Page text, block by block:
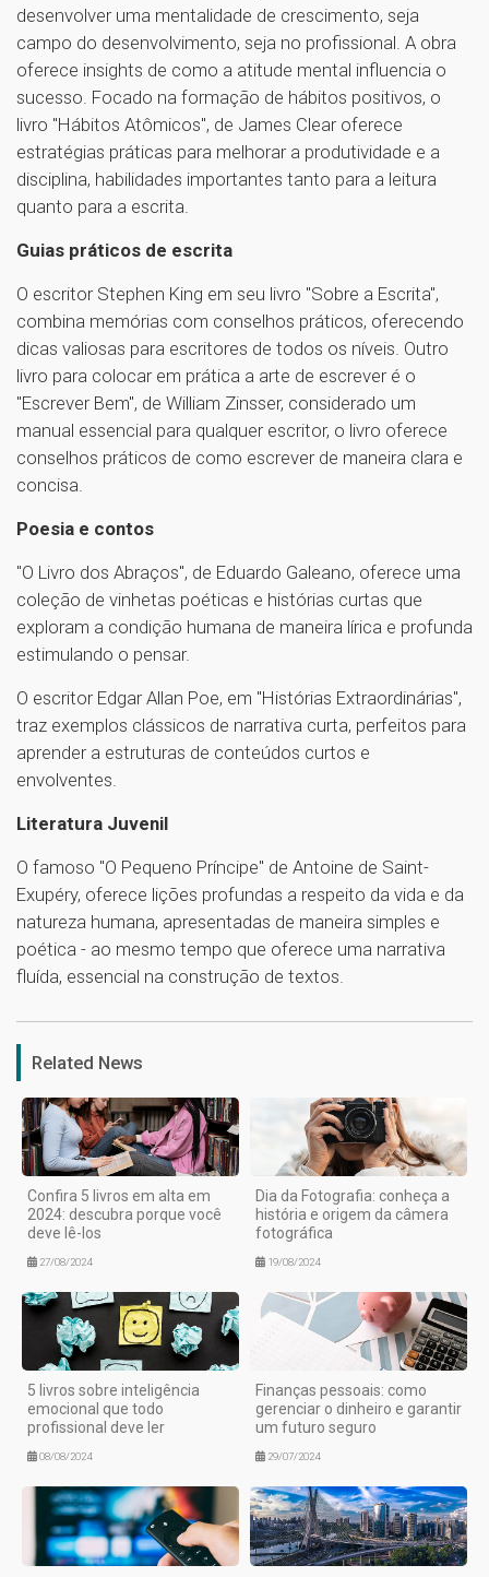
desenvolver uma mentalidade de crescimento, seja
campo do desenvolvimento, seja no profissional. A obra
oferece insights de como a atitude mental influencia o
sucesso. Focado na formação de hábitos positivos, o
livro "Hábitos Atômicos", de James Clear oferece
estratégias práticas para melhorar a produtividade e a
disciplina, habilidades importantes tanto para a leitura
quanto para a escrita.
Guias práticos de escrita
O escritor Stephen King em seu livro "Sobre a Escrita",
combina memórias com conselhos práticos, oferecendo
dicas valiosas para escritores de todos os níveis. Outro
livro para colocar em prática a arte de escrever é o
"Escrever Bem", de William Zinsser, considerado um
manual essencial para qualquer escritor, o livro oferece
conselhos práticos de como escrever de maneira clara e
concisa.
Poesia e contos
"O Livro dos Abraços", de Eduardo Galeano, oferece uma
coleção de vinhetas poéticas e histórias curtas que
exploram a condição humana de maneira lírica e profunda
estimulando o pensar.
O escritor Edgar Allan Poe, em "Histórias Extraordinárias",
traz exemplos clássicos de narrativa curta, perfeitos para
aprender a estruturas de conteúdos curtos e
envolventes.
Literatura Juvenil
O famoso "O Pequeno Príncipe" de Antoine de Saint-
Exupéry, oferece lições profundas a respeito da vida e da
natureza humana, apresentadas de maneira simples e
poética - ao mesmo tempo que oferece uma narrativa
fluída, essencial na construção de textos.
1
Related News
Confira 5 livros em alta em
2024: descubra porque você
deve lê-los
27/08/2024
Dia da Fotografia: conheça a
história e origem da câmera
fotográfica
19/08/2024
5 livros sobre inteligência
emocional que todo
profissional deve ler
08/08/2024
Finanças pessoais: como
gerenciar o dinheiro e garantir
um futuro seguro
29/07/2024